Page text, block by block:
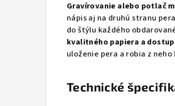
Gravírovanie alebo potlač
nápis aj na druhú stranu
do štýlu každého
kvalitného papiera a
uloženie pera a robia z neho
Technické